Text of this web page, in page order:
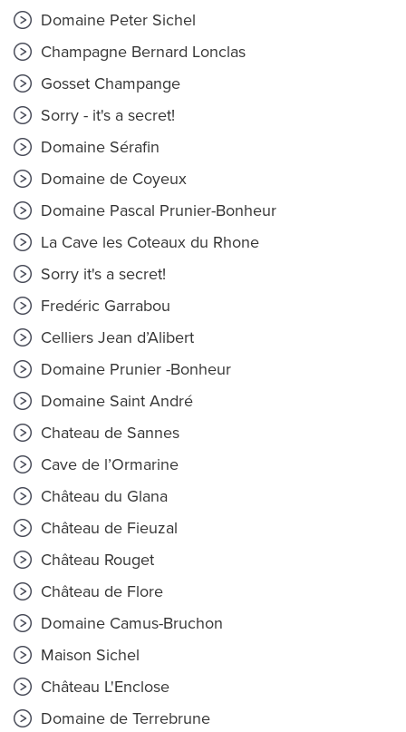
Domaine Peter Sichel
Champagne Bernard Lonclas
Gosset Champange
Sorry - it's a secret!
Domaine Sérafin
Domaine de Coyeux
Domaine Pascal Prunier-Bonheur
La Cave les Coteaux du Rhone
Sorry it's a secret!
Fredéric Garrabou
Celliers Jean d’Alibert
Domaine Prunier -Bonheur
Domaine Saint André
Chateau de Sannes
Cave de l’Ormarine
Château du Glana
Château de Fieuzal
Château Rouget
Château de Flore
Domaine Camus-Bruchon
Maison Sichel
Château L'Enclose
Domaine de Terrebrune